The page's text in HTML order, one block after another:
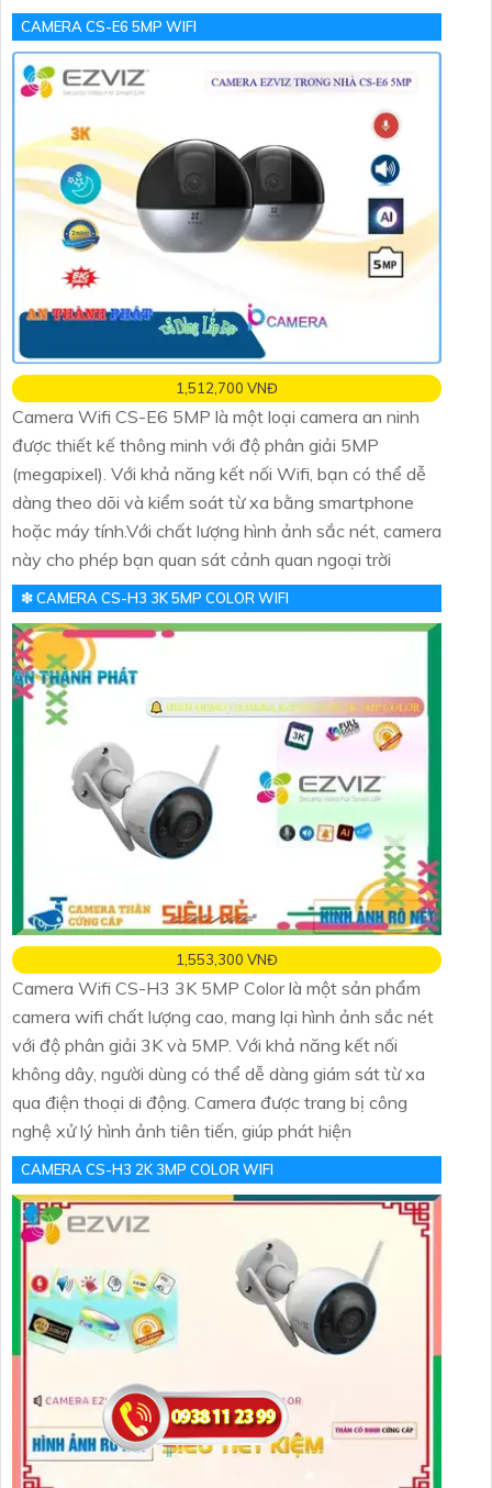
CAMERA CS-E6 5MP WIFI
1,512,700 VNĐ
Camera Wifi CS-E6 5MP là một loại camera an ninh
được thiết kế thông minh với độ phân giải 5MP
(megapixel). Với khả năng kết nối Wifi, bạn có thể dễ
dàng theo dõi và kiểm soát từ xa bằng smartphone
hoặc máy tính.Với chất lượng hình ảnh sắc nét, camera
này cho phép bạn quan sát cảnh quan ngoại trời
❇ CAMERA CS-H3 3K 5MP COLOR WIFI
1,553,300 VNĐ
Camera Wifi CS-H3 3K 5MP Color là một sản phẩm
camera wifi chất lượng cao, mang lại hình ảnh sắc nét
với độ phân giải 3K và 5MP. Với khả năng kết nối
không dây, người dùng có thể dễ dàng giám sát từ xa
qua điện thoại di động. Camera được trang bị công
nghệ xử lý hình ảnh tiên tiến, giúp phát hiện
CAMERA CS-H3 2K 3MP COLOR WIFI